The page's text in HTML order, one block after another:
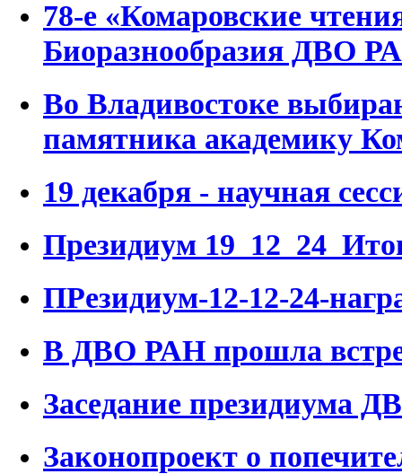
78-е «Комаровские
Биоразнообразия ДВО
Во Владивостоке
памятника академику
19 декабря - научная
Президиум
ПРезидиум-12-12-24-
В ДВО РАН прошла
Заседание президиума
Законопроект о